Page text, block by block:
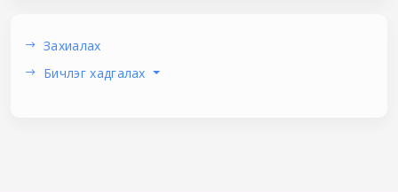
Захиалах
Бичлэг хадгалах